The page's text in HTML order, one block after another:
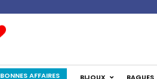
BONNES AFFAIRES